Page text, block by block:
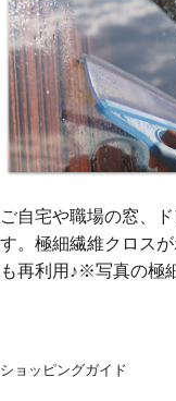
ご自宅や職場の窓、
す。極細繊維クロス
も再利用♪※写真の極
ショッピングガイド